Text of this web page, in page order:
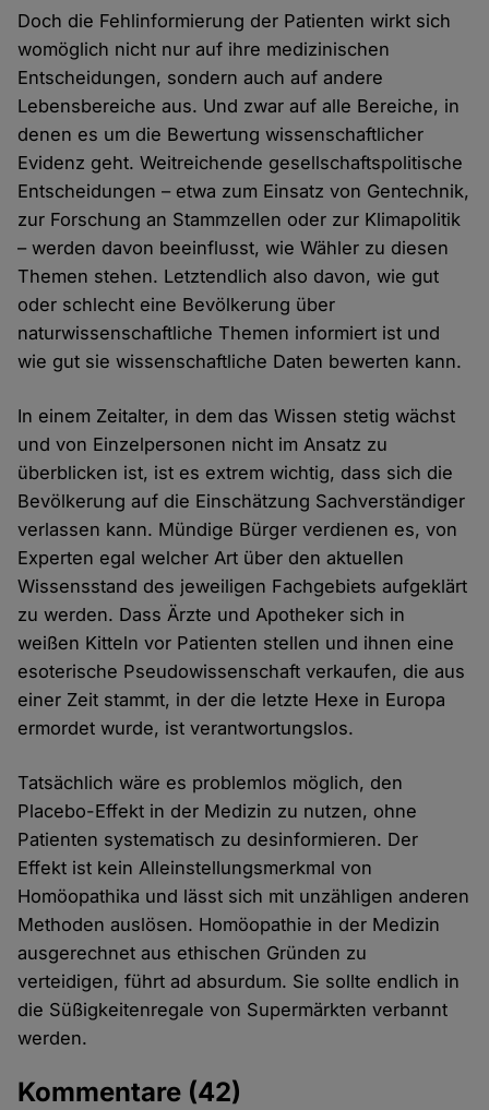
Doch die Fehlinformierung der Patienten wirkt sich
womöglich nicht nur auf ihre medizinischen
Entscheidungen, sondern auch auf andere
Lebensbereiche aus. Und zwar auf alle Bereiche, in
denen es um die Bewertung wissenschaftlicher
Evidenz geht. Weitreichende gesellschaftspolitische
Entscheidungen – etwa zum Einsatz von Gentechnik,
zur Forschung an Stammzellen oder zur Klimapolitik
– werden davon beeinflusst, wie Wähler zu diesen
Themen stehen. Letztendlich also davon, wie gut
oder schlecht eine Bevölkerung über
naturwissenschaftliche Themen informiert ist und
wie gut sie wissenschaftliche Daten bewerten kann.
In einem Zeitalter, in dem das Wissen stetig wächst
und von Einzelpersonen nicht im Ansatz zu
überblicken ist, ist es extrem wichtig, dass sich die
Bevölkerung auf die Einschätzung Sachverständiger
verlassen kann. Mündige Bürger verdienen es, von
Experten egal welcher Art über den aktuellen
Wissensstand des jeweiligen Fachgebiets aufgeklärt
zu werden. Dass Ärzte und Apotheker sich in
weißen Kitteln vor Patienten stellen und ihnen eine
esoterische Pseudowissenschaft verkaufen, die aus
einer Zeit stammt, in der die letzte Hexe in Europa
ermordet wurde, ist verantwortungslos.
Tatsächlich wäre es problemlos möglich, den
Placebo-Effekt in der Medizin zu nutzen, ohne
Patienten systematisch zu desinformieren. Der
Effekt ist kein Alleinstellungsmerkmal von
Homöopathika und lässt sich mit unzähligen anderen
Methoden auslösen. Homöopathie in der Medizin
ausgerechnet aus ethischen Gründen zu
verteidigen, führt ad absurdum. Sie sollte endlich in
die Süßigkeitenregale von Supermärkten verbannt
werden.
Kommentare (42)